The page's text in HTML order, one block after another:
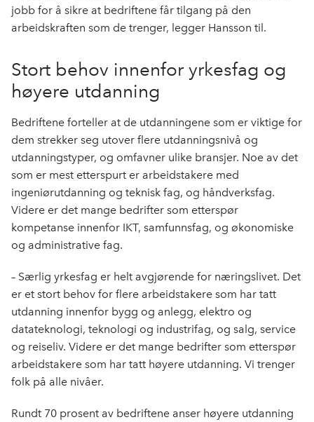
jobb for å sikre at bedriftene får tilgang på den
arbeidskraften som de trenger, legger Hansson til.
Stort behov innenfor yrkesfag og
høyere utdanning
Bedriftene forteller at de utdanningene som er viktige for
dem strekker seg utover flere utdanningsnivå og
utdanningstyper, og omfavner ulike bransjer. Noe av det
som er mest etterspurt er arbeidstakere med
ingeniørutdanning og teknisk fag, og håndverksfag.
Videre er det mange bedrifter som etterspør
kompetanse innenfor IKT, samfunnsfag, og økonomiske
og administrative fag.
– Særlig yrkesfag er helt avgjørende for næringslivet. Det
er et stort behov for flere arbeidstakere som har tatt
utdanning innenfor bygg og anlegg, elektro og
datateknologi, teknologi og industrifag, og salg, service
og reiseliv. Videre er det mange bedrifter som etterspør
arbeidstakere som har tatt høyere utdanning. Vi trenger
folk på alle nivåer.
Rundt 70 prosent av bedriftene anser høyere utdanning